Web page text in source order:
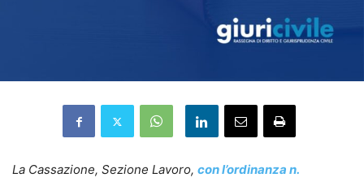
La Cassazione, Sezione Lavoro, con l’ordinanza n.